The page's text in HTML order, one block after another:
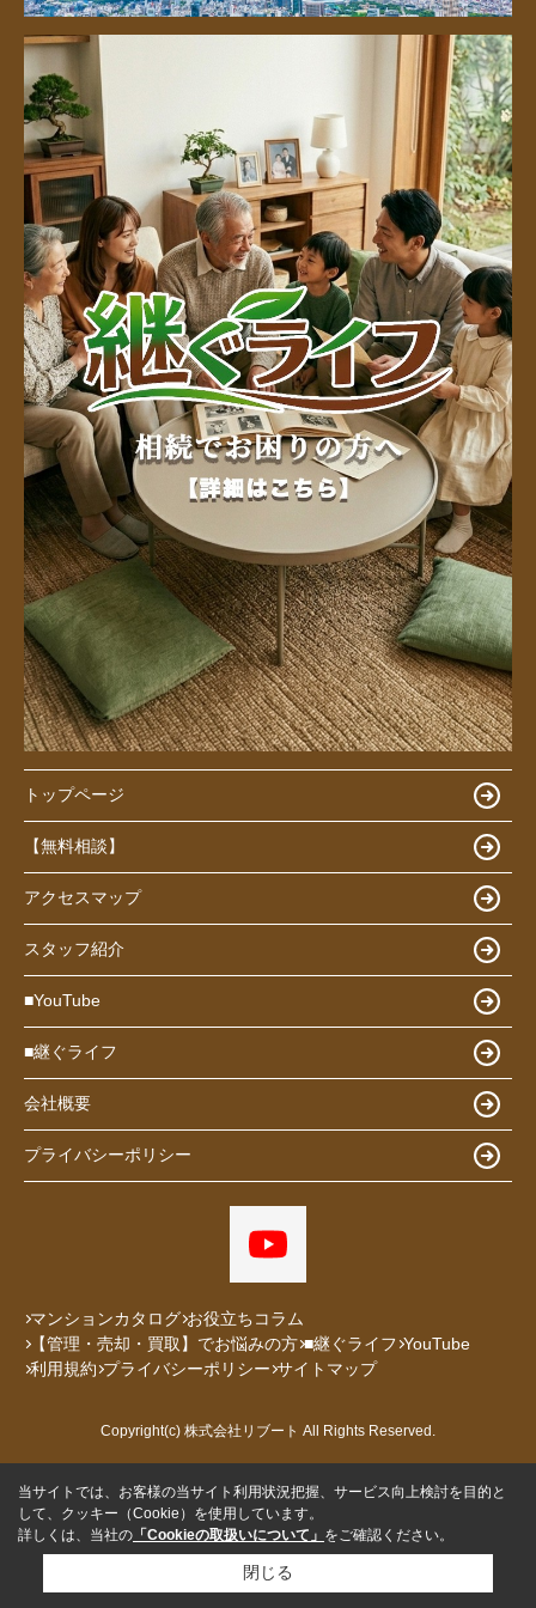
トップページ
【無料相談】
アクセスマップ
スタッフ紹介
■YouTube
■継ぐライフ
会社概要
プライバシーポリシー
マンションカタログ お役立ちコラム
【管理・売却・買取】でお悩みの方 ■継ぐライフ YouTube
利用規約 プライバシーポリシー サイトマップ
Copyright(c) 株式会社リブート All Rights Reserved.
当サイトでは、お客様の当サイト利用状況把握、サービス向上検討を目的と
して、クッキー（Cookie）を使用しています。
詳しくは、当社の 「Cookieの取扱いについて」 をご確認ください。
閉じる